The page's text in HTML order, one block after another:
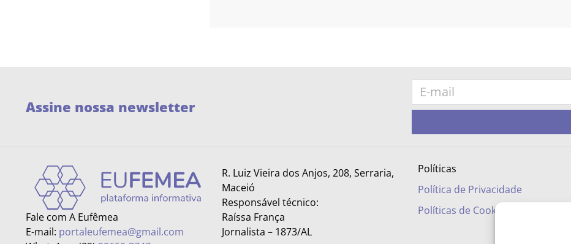
Assine nossa newsletter
Fale com A Eufêmea
E-mail: portaleufemea@gmail.com
R. Luiz Vieira dos Anjos, 208, Serraria,
Maceió
Responsável técnico:
Raíssa França
Jornalista – 1873/AL
Políticas
Política de Privacidade
Políticas de Cookies